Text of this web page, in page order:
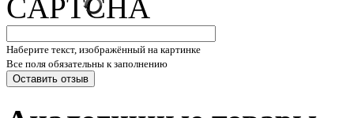
Наберите текст, изображённый на картинке
Все поля обязательны к заполнению